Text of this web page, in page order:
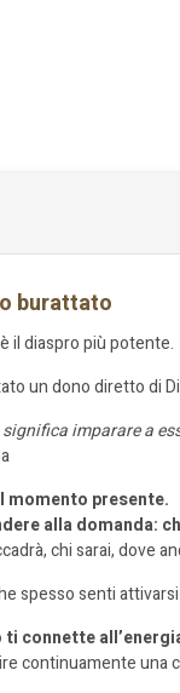
burattato
è il diaspro più potente.
un dono diretto di
imparare a
momento presente.
alla domanda:
chi sarai, dove
spesso senti
connette
continuamente una